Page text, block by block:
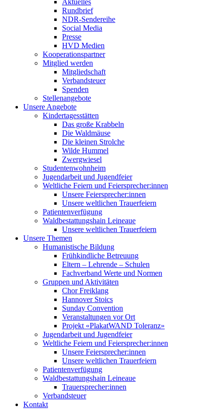
Aktuelles
Rundbrief
NDR-Sendereihe
Social Media
Presse
HVD Medien
Kooperationspartner
Mitglied werden
Mitgliedschaft
Verbandsteuer
Spenden
Stellenangebote
Unsere Angebote
Kindertagesstätten
Das große Krabbeln
Die Waldmäuse
Die kleinen Strolche
Wilde Hummel
Zwergwiesel
Studentenwohnheim
Jugendarbeit und Jugendfeier
Weltliche Feiern und Feiersprecher:innen
Unsere Feiersprecher:innen
Unsere weltlichen Trauerfeiern
Patientenverfügung
Waldbestattungshain Leineaue
Unsere weltlichen Trauerfeiern
Unsere Themen
Humanistische Bildung
Frühkindliche Betreuung
Eltern – Lehrende – Schulen
Fachverband Werte und Normen
Gruppen und Aktivitäten
Chor Freiklang
Hannover Stoics
Sunday Convention
Veranstaltungen vor Ort
Projekt «PlakatWAND Toleranz»
Jugendarbeit und Jugendfeier
Weltliche Feiern und Feiersprecher:innen
Unsere Feiersprecher:innen
Unsere weltlichen Trauerfeiern
Patientenverfügung
Waldbestattungshain Leineaue
Trauersprecher:innen
Verbandsteuer
Kontakt